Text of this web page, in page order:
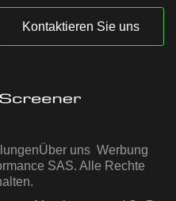
Kontaktieren Sie uns
Über uns Werbung
SAS. Alle Rechte